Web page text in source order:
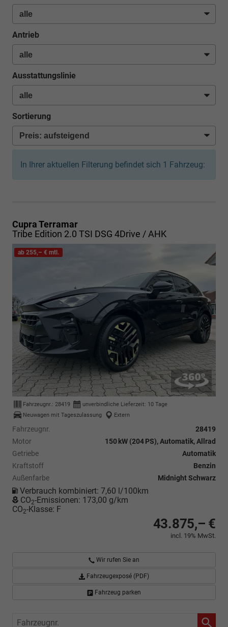
Antrieb
Ausstattungslinie
Sortierung
In Ihrer aktuellen Filterung befindet sich 1 Fahrzeug:
Cupra Terramar
Tribe Edition 2.0 TSI DSG 4Drive / AHK
Fahrzeugnr.: 28419 unverbindliche Lieferzeit: 10 Tage
Neuwagen mit Tageszulassung
Extern
Fahrzeugnr.
28419
Motor
150 kW (204 PS), Automatik, Allrad
Getriebe
Automatik
Kraftstoff
Benzin
Außenfarbe
Midnight Schwarz
Verbrauch kombiniert: 7,60 l/100km
CO2-Emissionen: 173,00 g/km
CO2-Klasse: F
ab 255,– € mtl.
43.875,– €
incl. 19% MwSt.
Wir rufen Sie an
Fahrzeugexposé (PDF)
Fahrzeug parken
Fahrzeugnr.